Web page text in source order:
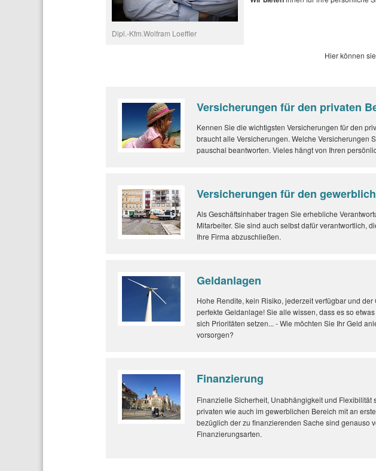
Dipl.-Kfm.Wolfram Loeffler
Hier können
Versicherungen für den privaten
Kennen Sie die wichtigsten Versicherungen für den
braucht alle Versicherungen. Welche Versicherungen
pauschal beantworten. Vieles hängt von Ihren
Versicherungen für den
Als Geschäftsinhaber tragen Sie erhebliche
Mitarbeiter. Sie sind auch selbst dafür verantwortlich,
Ihre Firma abzuschließen.
Geldanlagen
Hohe Rendite, kein Risiko, jederzeit verfügbar und der
perfekte Geldanlage! Sie alle wissen, dass es so
sich Prioritäten setzen... - Wie möchten Sie Ihr Geld
vorsorgen?
Finanzierung
Finanzielle Sicherheit, Unabhängigkeit und Flexibilität
privaten wie auch im gewerblichen Bereich mit an
bezüglich der zu finanzierenden Sache sind genauso
Finanzierungsarten.